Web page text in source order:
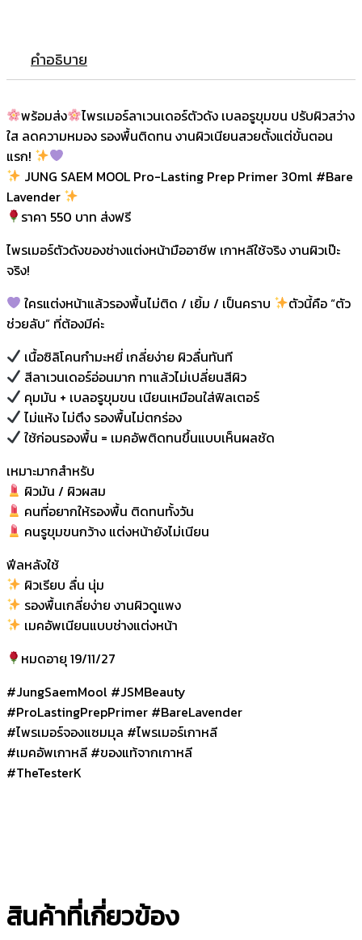
คำอธิบาย
พร้อมส่ง
ไพรเมอร์ลาเวนเดอร์ตัวดัง เบลอรูขุมขน ปรับผิวสว่าง
ใส ลดความหมอง รองพื้นติดทน งานผิวเนียนสวยตั้งแต่ขั้นตอน
แรก!
JUNG SAEM MOOL Pro-Lasting Prep Primer 30ml #Bare
Lavender
ราคา 550 บาท ส่งฟรี
ไพรเมอร์ตัวดังของช่างแต่งหน้ามืออาชีพ เกาหลีใช้จริง งานผิวเป๊ะ
จริง!
ใครแต่งหน้าแล้วรองพื้นไม่ติด / เยิ้ม / เป็นคราบ
ตัวนี้คือ “ตัว
ช่วยลับ” ที่ต้องมีค่ะ
เนื้อซิลิโคนกำมะหยี่ เกลี่ยง่าย ผิวลื่นทันที
สีลาเวนเดอร์อ่อนมาก ทาแล้วไม่เปลี่ยนสีผิว
คุมมัน + เบลอรูขุมขน เนียนเหมือนใส่ฟิลเตอร์
ไม่แห้ง ไม่ตึง รองพื้นไม่ตกร่อง
ใช้ก่อนรองพื้น = เมคอัพติดทนขึ้นแบบเห็นผลชัด
เหมาะมากสำหรับ
ผิวมัน / ผิวผสม
คนที่อยากให้รองพื้น ติดทนทั้งวัน
คนรูขุมขนกว้าง แต่งหน้ายังไม่เนียน
ฟีลหลังใช้
ผิวเรียบ ลื่น นุ่ม
รองพื้นเกลี่ยง่าย งานผิวดูแพง
เมคอัพเนียนแบบช่างแต่งหน้า
หมดอายุ 19/11/27
#JungSaemMool #JSMBeauty
#ProLastingPrepPrimer #BareLavender
#ไพรเมอร์จองแซมมุล #ไพรเมอร์เกาหลี
#เมคอัพเกาหลี #ของแท้จากเกาหลี
#TheTesterK
สินค้าที่เกี่ยวข้อง